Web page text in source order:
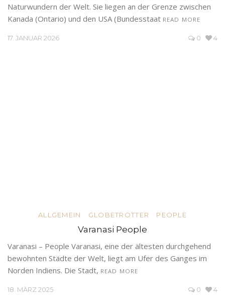
Naturwundern der Welt. Sie liegen an der Grenze zwischen
Kanada (Ontario) und den USA (Bundesstaat READ MORE
17. JANUAR 2026 0 4
ALLGEMEIN GLOBETROTTER PEOPLE
Varanasi People
Varanasi – People Varanasi, eine der ältesten durchgehend
bewohnten Städte der Welt, liegt am Ufer des Ganges im
Norden Indiens. Die Stadt, READ MORE
18. MÄRZ 2025 0 4